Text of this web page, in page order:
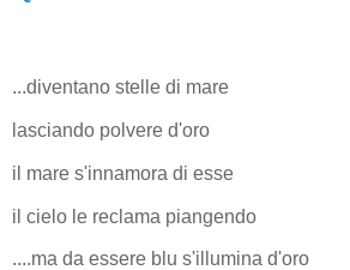
...diventano stelle di mare
lasciando polvere d'oro
il mare s'innamora di esse
il cielo le reclama piangendo
....ma da essere blu s'illumina d'oro